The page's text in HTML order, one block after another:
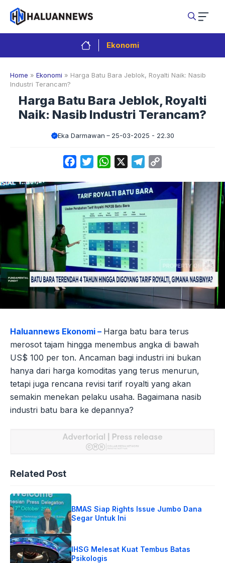
Langsung
isi
Ekonomi
Home » Ekonomi » Harga Batu Bara Jeblok, Royalti Naik: Nasib
Industri Terancam?
Harga Batu Bara Jeblok, Royalti
Naik: Nasib Industri Terancam?
Eka Darmawan 25-03-2025 - 22.30
FacebookTwitterWhatsApp Telegram
Haluannews Ekonomi – Harga batu bara terus
merosot tajam hingga menembus angka di bawah
US$ 100 per ton. Ancaman bagi industri ini bukan
hanya dari harga komoditas yang terus menurun,
tetapi juga rencana revisi tarif royalti yang akan
semakin menekan pelaku usaha. Bagaimana nasib
industri batu bara ke depannya?
Related Post
BMAS Siap Rights Issue Jumbo Dana
Segar Untuk Ini
IHSG Melesat Kuat Tembus Batas
Psikologis